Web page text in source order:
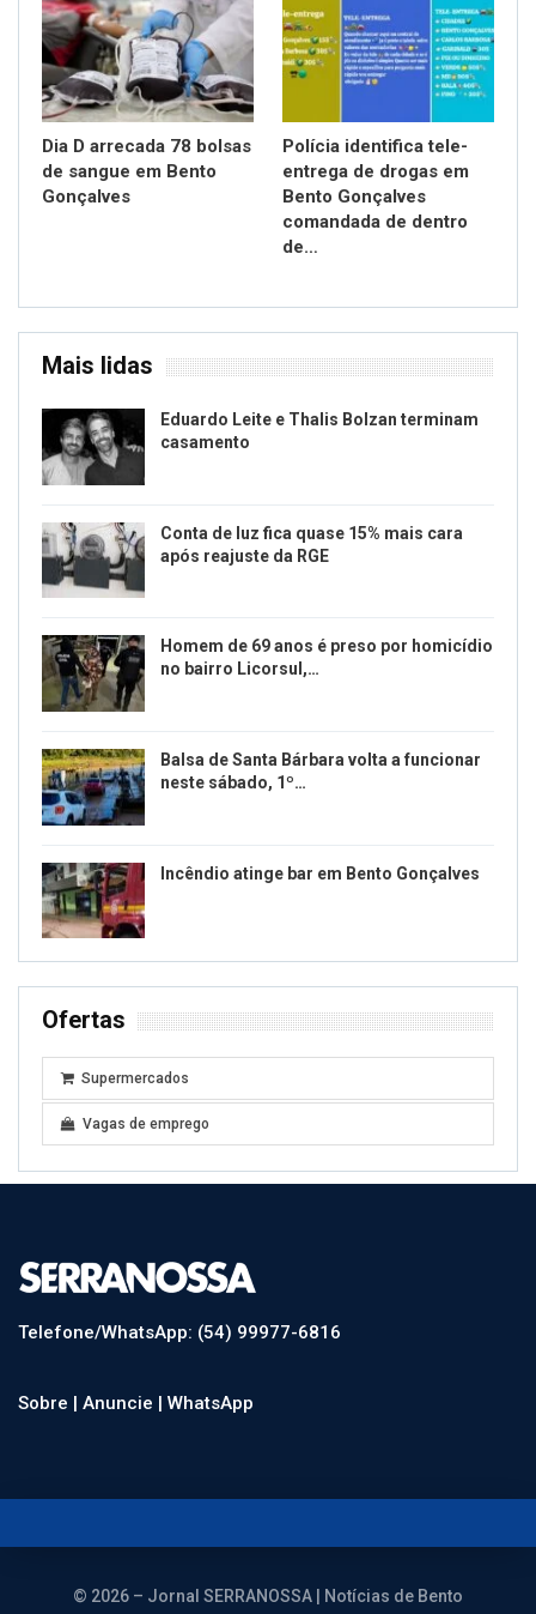
Dia D arrecada 78 bolsas
de sangue em Bento
Gonçalves
Polícia identifica tele-
entrega de drogas em
Bento Gonçalves
comandada de dentro
de…
Mais lidas
Eduardo Leite e Thalis Bolzan terminam
casamento
Conta de luz fica quase 15% mais cara
após reajuste da RGE
Homem de 69 anos é preso por homicídio
no bairro Licorsul,…
Balsa de Santa Bárbara volta a funcionar
neste sábado, 1º…
Incêndio atinge bar em Bento Gonçalves
Ofertas
Supermercados
Vagas de emprego
Telefone/WhatsApp: (54) 99977-6816
Sobre | Anuncie | WhatsApp
© 2026 – Jornal SERRANOSSA | Notícias de Bento